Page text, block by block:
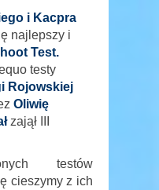
i Kacpra
najlepszy i
Test.
testy
Rojowskiej
Oliwię
zajął III
testów
cieszymy z ich